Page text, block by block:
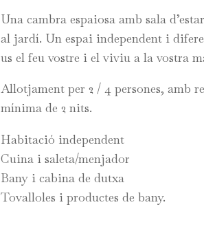
Una cambra espaiosa amb sala
al jardí. Un espai independent i
us el feu vostre i el viviu a la vostra
Allotjament per 2 / 4 persones, amb
mínima de 2 nits.
Habitació independent
Cuina i saleta/menjador
Bany i cabina de dutxa
Tovalloles i productes de bany.